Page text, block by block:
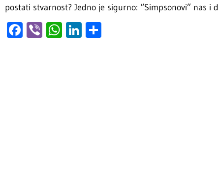
postati stvarnost? Jedno je sigurno: “Simpsonovi” nas
Facebook
ViberWhatsApp
LinkedIn